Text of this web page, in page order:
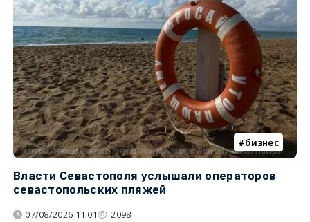
бизнес
Власти Севастополя услышали операторов
севастопольских пляжей
07/08/2026 11:01 2098